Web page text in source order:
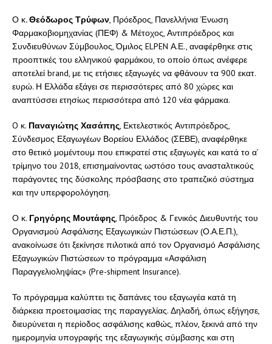
Ο κ. Θεόδωρος Τρύφων , Πρόεδρος, Πανελλήνια Ένωση
Φαρμακοβιομηχανίας (ΠΕΦ) & Μέτοχος, Αντιπρόεδρος και
Συνδιευθύνων Σύμβουλος, Όμιλος ELPEN Α.Ε., αναφέρθηκε στις
προοπτικές του ελληνικού φαρμάκου, το οποίο όπως ανέφερε
αποτελεί brand, με τις ετήσιες εξαγωγές να φθάνουν τα 900 εκατ.
ευρώ. Η Ελλάδα εξάγει σε περισσότερες από 80 χώρες και
αναπτύσσει ετησίως περισσότερα από 120 νέα φάρμακα.
O κ. Παναγιώτης Χασάπης , Εκτελεστικός Αντιπρόεδρος,
Σύνδεσμος Εξαγωγέων Βορείου Ελλάδος (ΣΕΒΕ), αναφέρθηκε
στο θετικό μομέντουμ που επικρατεί στις εξαγωγές και κατά το α’
τρίμηνο του 2018, επισημαίνοντας ωστόσο τους ανασταλτικούς
παράγοντες της δύσκολης πρόσβασης στο τραπεζικό σύστημα
και την υπερφορολόγηση.
Ο κ. Γρηγόρης Μουτάφης , Πρόεδρος & Γενικός Διευθυντής του
Οργανισμού Ασφάλισης Εξαγωγικών Πιστώσεων (Ο.Α.Ε.Π.),
ανακοίνωσε ότι ξεκίνησε πιλοτικά από τον Οργανισμό Ασφάλισης
Εξαγωγικών Πιστώσεων το πρόγραμμα «Ασφάλιση
Παραγγελιοληψίας» (Pre-shipment Insurance).
Το πρόγραμμα καλύπτει τις δαπάνες του εξαγωγέα κατά τη
διάρκεια προετοιμασίας της παραγγελίας. Δηλαδή, όπως εξήγησε,
διευρύνεται η περίοδος ασφάλισης καθώς, πλέον, ξεκινά από την
ημερομηνία υπογραφής της εξαγωγικής σύμβασης και στη